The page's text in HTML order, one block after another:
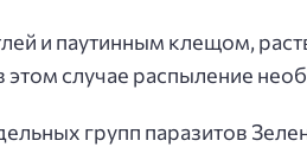
и паутинным клещом,
этом случае распыление
групп паразитов